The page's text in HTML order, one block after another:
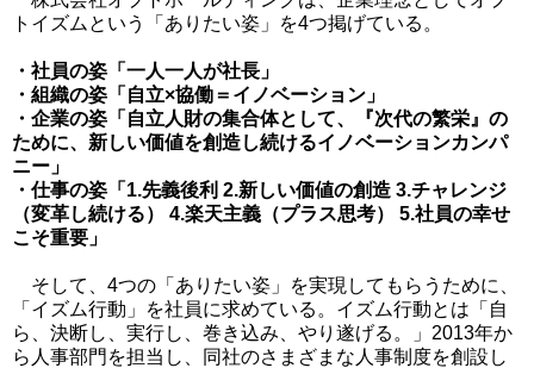
トイズムという「ありたい姿」を4つ掲げている。
・社員の姿「一人一人が社長」
・組織の姿「自立×協働＝イノベーション」
・企業の姿「自立人財の集合体として、『次代の繁栄』の
ために、新しい価値を創造し続けるイノベーションカンパ
ニー」
・仕事の姿「1.先義後利 2.新しい価値の創造 3.チャレンジ
（変革し続ける） 4.楽天主義（プラス思考） 5.社員の幸せ
こそ重要」
そして、4つの「ありたい姿」を実現してもらうために、
「イズム行動」を社員に求めている。イズム行動とは「自
ら、決断し、実行し、巻き込み、やり遂げる。」2013年か
ら人事部門を担当し、同社のさまざまな人事制度を創設し